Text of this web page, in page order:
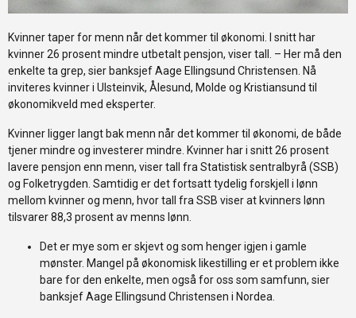
Kvinner taper for menn når det kommer til økonomi. I snitt har
kvinner 26 prosent mindre utbetalt pensjon, viser tall. – Her må den
enkelte ta grep, sier banksjef Aage Ellingsund Christensen. Nå
inviteres kvinner i Ulsteinvik, Ålesund, Molde og Kristiansund til
økonomikveld med eksperter.
Kvinner ligger langt bak menn når det kommer til økonomi, de både
tjener mindre og investerer mindre. Kvinner har i snitt 26 prosent
lavere pensjon enn menn, viser tall fra Statistisk sentralbyrå (SSB)
og Folketrygden. Samtidig er det fortsatt tydelig forskjell i lønn
mellom kvinner og menn, hvor tall fra SSB viser at kvinners lønn
tilsvarer 88,3 prosent av menns lønn.
Det er mye som er skjevt og som henger igjen i gamle
mønster. Mangel på økonomisk likestilling er et problem ikke
bare for den enkelte, men også for oss som samfunn, sier
banksjef Aage Ellingsund Christensen i Nordea.